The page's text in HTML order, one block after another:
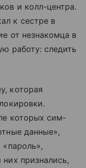
и колл-центра.
к сестре в
от незнакомца в
работу: следить
которая
которых сим-
данные»,
признались,